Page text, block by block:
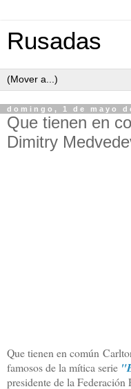
Rusadas
domingo, 1 de mayo
Que tienen en
Dimitry
Que tienen en común
famosos de la mítica serie
presidente de la